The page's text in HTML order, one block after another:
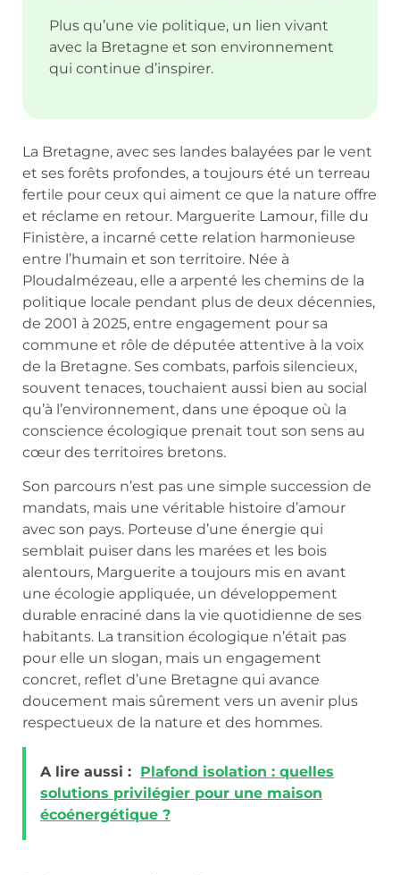
Plus qu’une vie politique, un lien vivant
avec la Bretagne et son environnement
qui continue d’inspirer.
La Bretagne, avec ses landes balayées par le vent
et ses forêts profondes, a toujours été un terreau
fertile pour ceux qui aiment ce que la nature offre
et réclame en retour. Marguerite Lamour, fille du
Finistère, a incarné cette relation harmonieuse
entre l’humain et son territoire. Née à
Ploudalmézeau, elle a arpenté les chemins de la
politique locale pendant plus de deux décennies,
de 2001 à 2025, entre engagement pour sa
commune et rôle de députée attentive à la voix
de la Bretagne. Ses combats, parfois silencieux,
souvent tenaces, touchaient aussi bien au social
qu’à l’environnement, dans une époque où la
conscience écologique prenait tout son sens au
cœur des territoires bretons.
Son parcours n’est pas une simple succession de
mandats, mais une véritable histoire d’amour
avec son pays. Porteuse d’une énergie qui
semblait puiser dans les marées et les bois
alentours, Marguerite a toujours mis en avant
une écologie appliquée, un développement
durable enraciné dans la vie quotidienne de ses
habitants. La transition écologique n’était pas
pour elle un slogan, mais un engagement
concret, reflet d’une Bretagne qui avance
doucement mais sûrement vers un avenir plus
respectueux de la nature et des hommes.
A lire aussi : Plafond isolation : quelles
solutions privilégier pour une maison
écoénergétique ?